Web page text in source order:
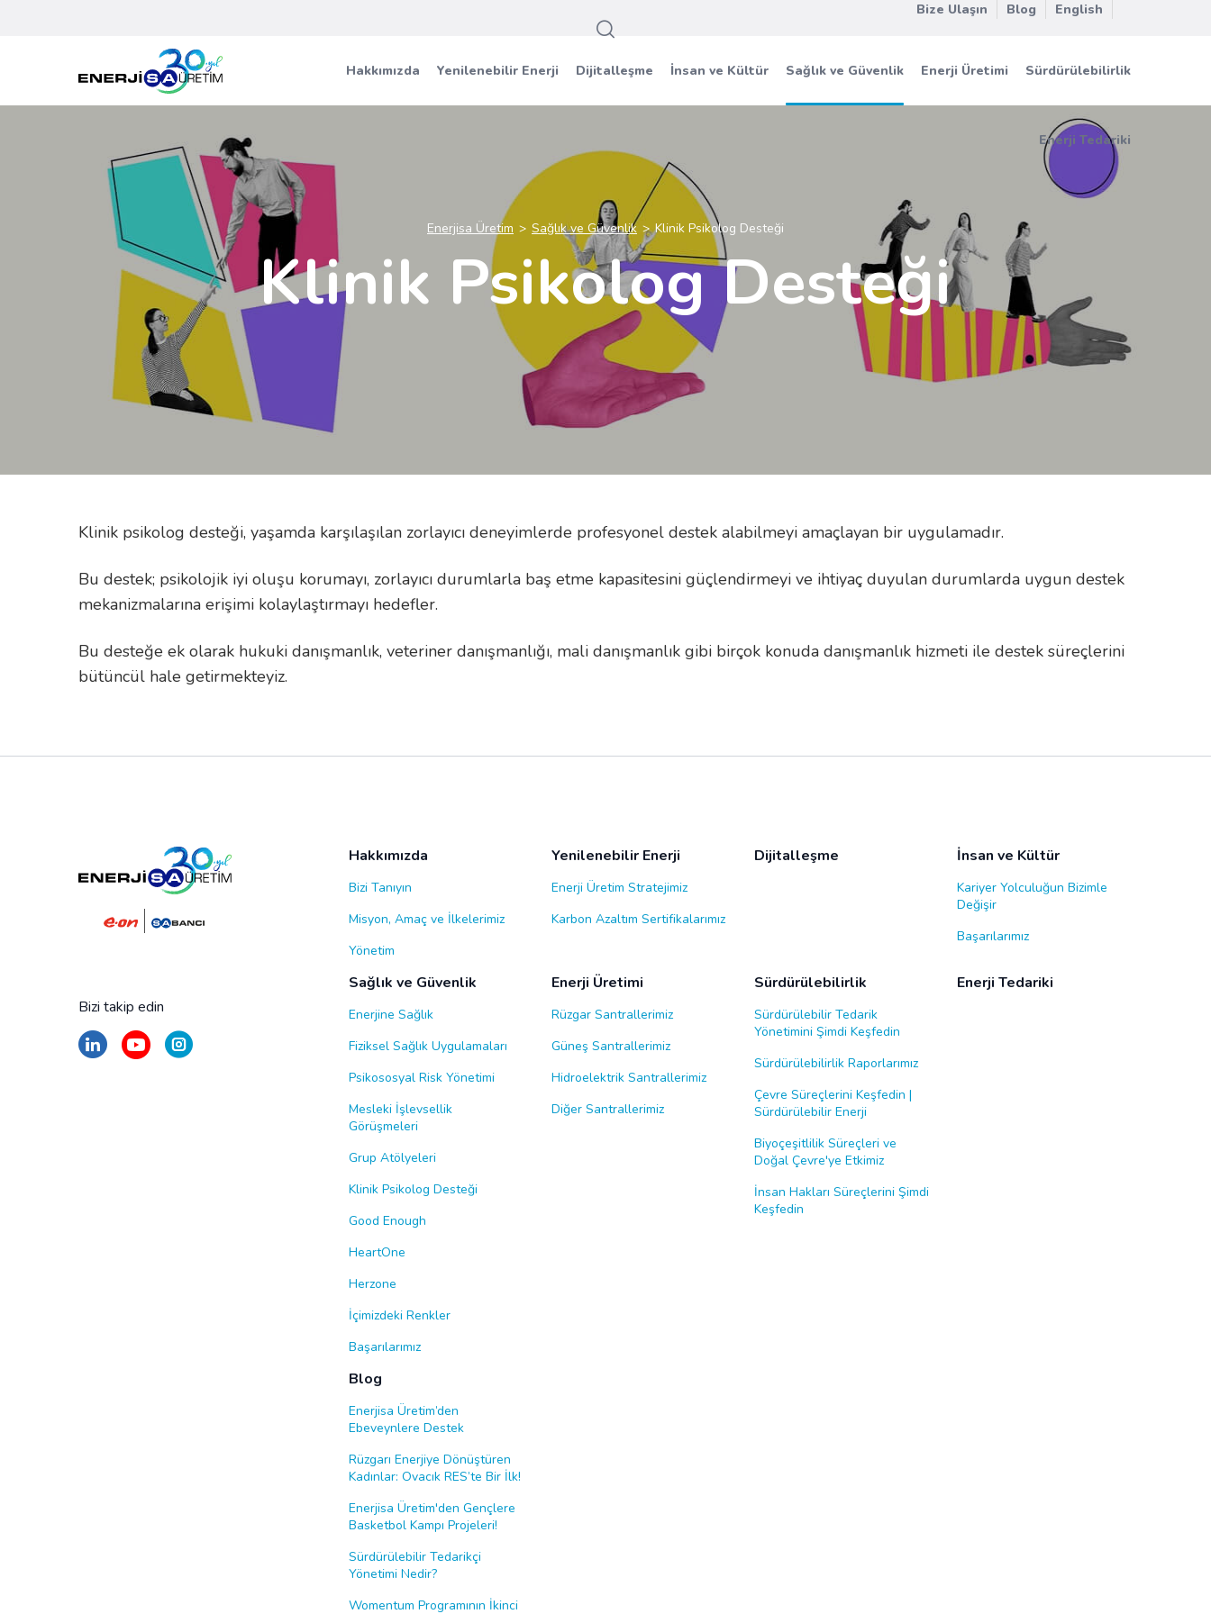
Bize Ulaşın Blog English
Hakkımızda Yenilenebilir Enerji Dijitalleşme İnsan ve Kültür Sağlık ve Güvenlik Enerji Üretimi Sürdürülebilirlik
Enerji Tedariki
Enerjisa Üretim Sağlık ve Güvenlik Klinik Psikolog Desteği
Klinik Psikolog Desteği
Klinik psikolog desteği, yaşamda karşılaşılan zorlayıcı deneyimlerde profesyonel destek alabilmeyi amaçlayan bir uygulamadır.
Bu destek; psikolojik iyi oluşu korumayı, zorlayıcı durumlarla baş etme kapasitesini güçlendirmeyi ve ihtiyaç duyulan durumlarda uygun destek
mekanizmalarına erişimi kolaylaştırmayı hedefler.
Bu desteğe ek olarak hukuki danışmanlık, veteriner danışmanlığı, mali danışmanlık gibi birçok konuda danışmanlık hizmeti ile destek süreçlerini
bütüncül hale getirmekteyiz.
Bizi takip edin
Hakkımızda
Bizi Tanıyın
Misyon, Amaç ve İlkelerimiz
Yönetim
Yenilenebilir Enerji
Enerji Üretim Stratejimiz
Karbon Azaltım Sertifikalarımız
Dijitalleşme İnsan ve Kültür
Kariyer Yolculuğun Bizimle
Değişir
Başarılarımız
Sağlık ve Güvenlik
Enerjine Sağlık
Fiziksel Sağlık Uygulamaları
Psikososyal Risk Yönetimi
Mesleki İşlevsellik
Görüşmeleri
Grup Atölyeleri
Klinik Psikolog Desteği
Good Enough
HeartOne
Herzone
İçimizdeki Renkler
Başarılarımız
Enerji Üretimi
Rüzgar Santrallerimiz
Güneş Santrallerimiz
Hidroelektrik Santrallerimiz
Diğer Santrallerimiz
Sürdürülebilirlik
Sürdürülebilir Tedarik
Yönetimini Şimdi Keşfedin
Sürdürülebilirlik Raporlarımız
Çevre Süreçlerini Keşfedin |
Sürdürülebilir Enerji
Biyoçeşitlilik Süreçleri ve
Doğal Çevre'ye Etkimiz
İnsan Hakları Süreçlerini Şimdi
Keşfedin
Enerji Tedariki
Blog
Enerjisa Üretim’den
Ebeveynlere Destek
Rüzgarı Enerjiye Dönüştüren
Kadınlar: Ovacık RES’te Bir İlk!
Enerjisa Üretim'den Gençlere
Basketbol Kampı Projeleri!
Sürdürülebilir Tedarikçi
Yönetimi Nedir?
Womentum Programının İkinci